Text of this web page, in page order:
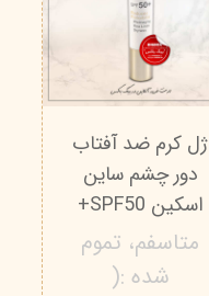
ژل کرم ضد آفتاب
دور چشم ساین
اسکین SPF50+
متاسفم، تموم
شده :(